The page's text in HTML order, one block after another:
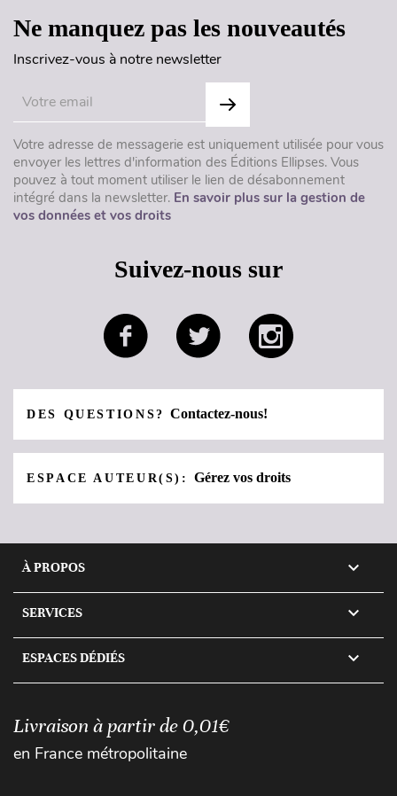
Ne manquez pas les nouveautés
Inscrivez-vous à notre newsletter
Votre adresse de messagerie est uniquement utilisée pour vous
envoyer les lettres d'information des Éditions Ellipses. Vous
pouvez à tout moment utiliser le lien de désabonnement
intégré dans la newsletter. En savoir plus sur la gestion de
vos données et vos droits
Suivez-nous sur
DES QUESTIONS?Contactez-nous!
ESPACE AUTEUR(S):Gérez vos droits
À PROPOS 
SERVICES 
ESPACES DÉDIÉS 
Livraison à partir de 0,01€
en France métropolitaine